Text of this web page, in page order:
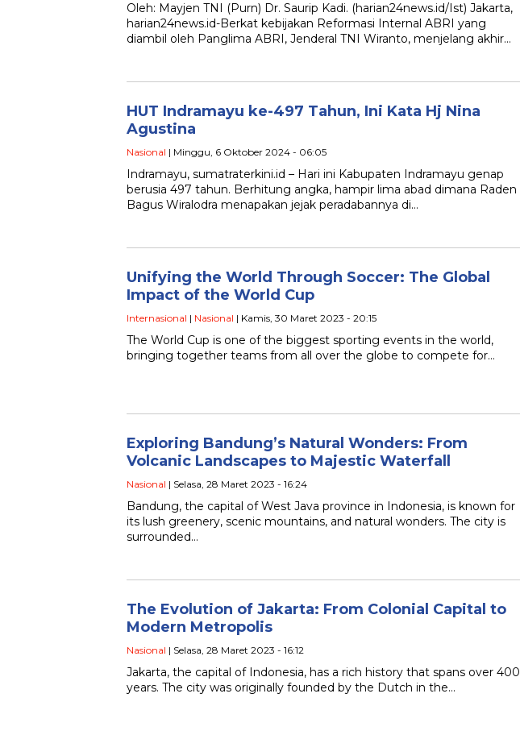
Oleh: Mayjen TNI (Purn) Dr. Saurip Kadi. (harian24news.id/Ist) Jakarta,
harian24news.id-Berkat kebijakan Reformasi Internal ABRI yang
diambil oleh Panglima ABRI, Jenderal TNI Wiranto, menjelang akhir…
HUT Indramayu ke-497 Tahun, Ini Kata Hj Nina
Agustina
Nasional | Minggu, 6 Oktober 2024 - 06:05
Indramayu, sumatraterkini.id – Hari ini Kabupaten Indramayu genap
berusia 497 tahun. Berhitung angka, hampir lima abad dimana Raden
Bagus Wiralodra menapakan jejak peradabannya di…
Unifying the World Through Soccer: The Global
Impact of the World Cup
Internasional | Nasional | Kamis, 30 Maret 2023 - 20:15
The World Cup is one of the biggest sporting events in the world,
bringing together teams from all over the globe to compete for…
Exploring Bandung’s Natural Wonders: From
Volcanic Landscapes to Majestic Waterfall
Nasional | Selasa, 28 Maret 2023 - 16:24
Bandung, the capital of West Java province in Indonesia, is known for
its lush greenery, scenic mountains, and natural wonders. The city is
surrounded…
The Evolution of Jakarta: From Colonial Capital to
Modern Metropolis
Nasional | Selasa, 28 Maret 2023 - 16:12
Jakarta, the capital of Indonesia, has a rich history that spans over 400
years. The city was originally founded by the Dutch in the…